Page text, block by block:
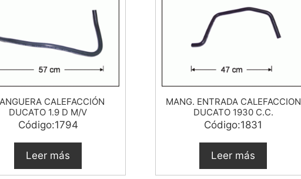
CALEFACCIÓN
DUCATO 1.9 D M/V
Código:1794
Leer más
MANG. ENTRADA CALEFACCION
DUCATO 1930 C.C.
Código:1831
Leer más